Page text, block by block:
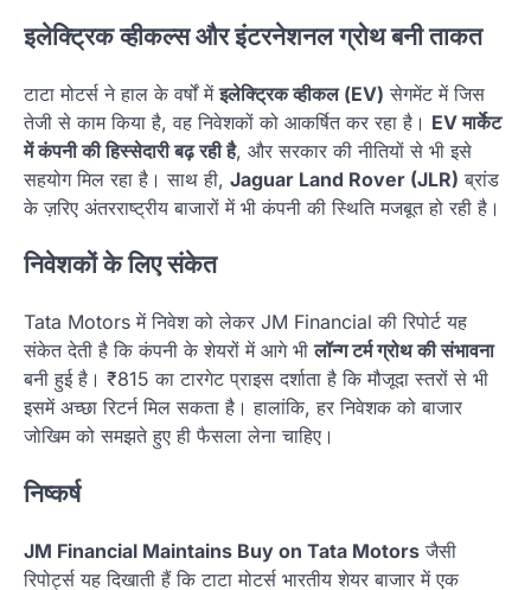
इलेक्ट्रिक व्हीकल्स और इंटरनेशनल ग्रोथ बनी ताकत
टाटा मोटर्स ने हाल के वर्षों मेंइलेक्ट्रिक व्हीकल (EV) सेगमेंट में जिस
तेजी से काम किया है, वह निवेशकों को आकर्षित कर रहा है। EV मार्केट
में कंपनी की हिस्सेदारी बढ़ रही है, और सरकार की नीतियों से भी इसे
सहयोग मिल रहा है। साथ ही, Jaguar Land Rover (JLR) ब्रांड
के ज़रिए अंतरराष्ट्रीय बाजारों में भी कंपनी की स्थिति मजबूत हो रही है।
निवेशकों के लिए संकेत
Tata Motors में निवेश को लेकर JM Financial की रिपोर्ट यह
संकेत देती है कि कंपनी के शेयरों में आगे भीलॉन्ग टर्म ग्रोथ की संभावना
बनी हुई है। ₹815 का टारगेट प्राइस दर्शाता है कि मौजूदा स्तरों से भी
इसमें अच्छा रिटर्न मिल सकता है। हालांकि, हर निवेशक को बाजार
जोखिम को समझते हुए ही फैसला लेना चाहिए।
निष्कर्ष
JM Financial Maintains Buy on Tata Motors जैसी
रिपोर्ट्स यह दिखाती हैं कि टाटा मोटर्स भारतीय शेयर बाजार में एक